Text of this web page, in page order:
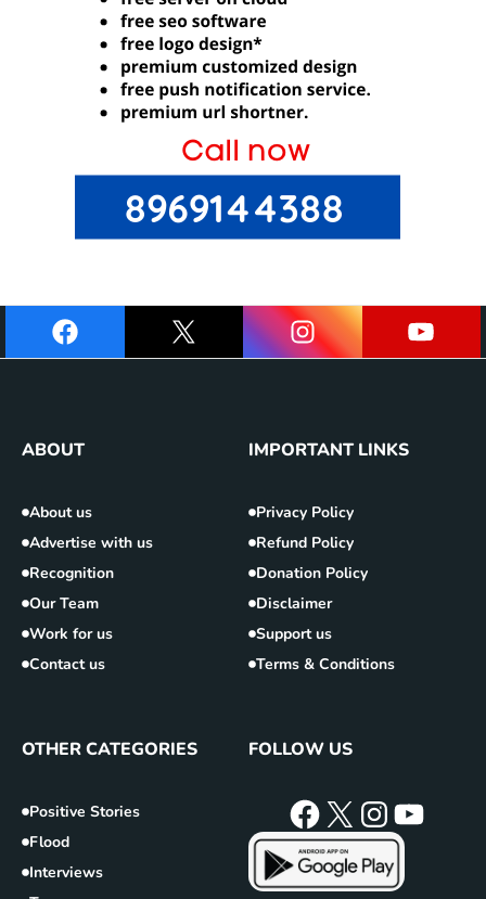
ABOUT
About us
Advertise with us
Recognition
Our Team
Work for us
Contact us
IMPORTANT LINKS
Privacy Policy
Refund Policy
Donation Policy
Disclaimer
Support us
Terms & Conditions
OTHER CATEGORIES
Positive Stories
Flood
Interviews
FOLLOW US